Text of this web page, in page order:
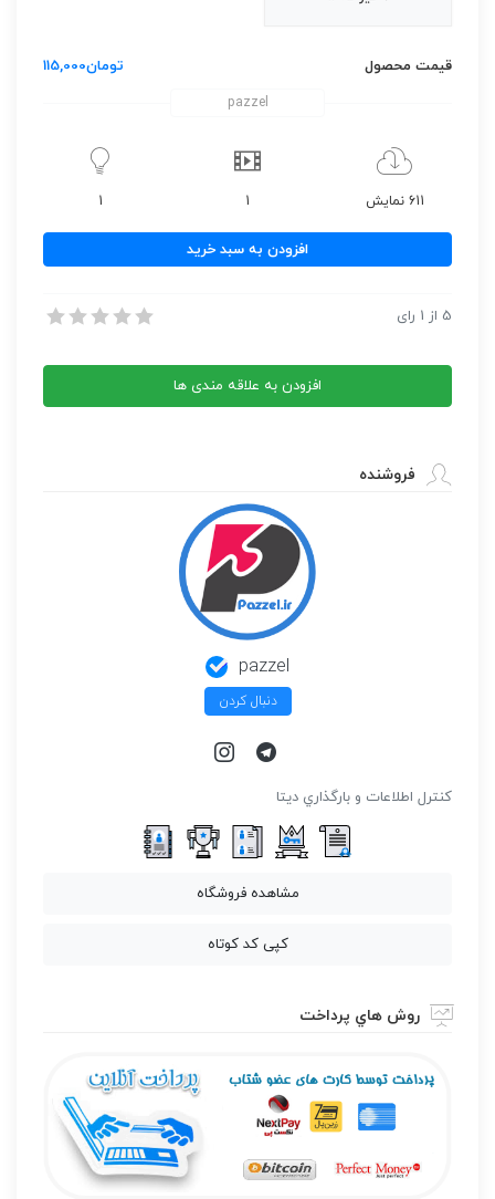
قیمت محصول تومان115,000
pazzel
611 نمایش 1
1
آهنگ
از
عدد
افزودن به سبد خرید
نت آهنگ ببخش از سیاوش قمیشی
5 از 1 رای
افزودن به علاقه مندی ها
فروشنده
pazzel
دنبال کردن
كنترل اطلاعات و بارگذاري ديتا
مشاهده فروشگاه
کپی کد کوتاه
روش هاي پرداخت